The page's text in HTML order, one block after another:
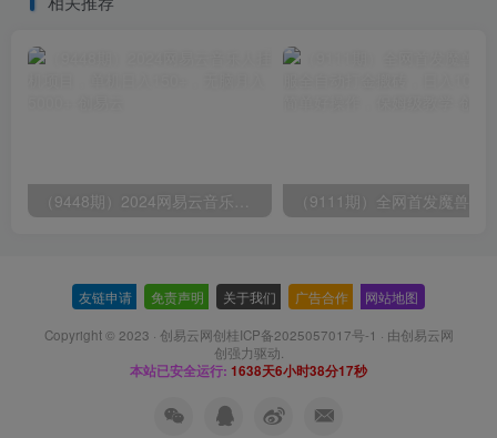
友链申请 免责声明 关于我们 广告合作 网站地图
Copyright © 2023 · 创易云网创桂ICP备2025057017号-1 · 由创易云网
创强力驱动.
本站已安全运行: 1638天6小时38分18秒